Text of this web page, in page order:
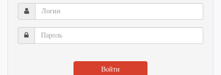
Логин
Пароль
Войти